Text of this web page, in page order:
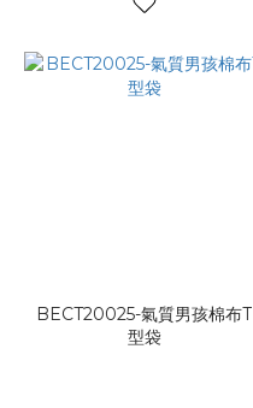
BECT20025-氣質男孩棉布T
型袋